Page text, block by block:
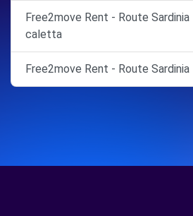
Free2move Rent - Route
caletta
Free2move Rent - Route Sardinia